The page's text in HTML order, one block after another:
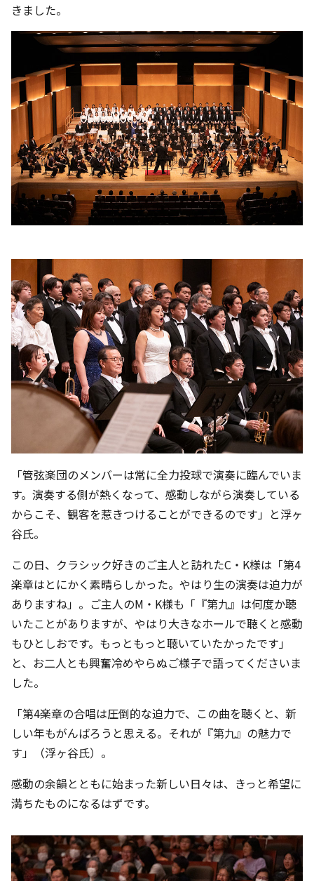
きました。
「管弦楽団のメンバーは常に全力投球で演奏に臨んでいま
す。演奏する側が熱くなって、感動しながら演奏している
からこそ、観客を惹きつけることができるのです」と浮ヶ
谷氏。
この日、クラシック好きのご主人と訪れたC・K様は「第4
楽章はとにかく素晴らしかった。やはり生の演奏は迫力が
ありますね」。ご主人のM・K様も「『第九』は何度か聴
いたことがありますが、やはり大きなホールで聴くと感動
もひとしおです。もっともっと聴いていたかったです」
と、お二人とも興奮冷めやらぬご様子で語ってくださいま
した。
「第4楽章の合唱は圧倒的な迫力で、この曲を聴くと、新
しい年もがんばろうと思える。それが『第九』の魅力で
す」（浮ヶ谷氏）。
感動の余韻とともに始まった新しい日々は、きっと希望に
満ちたものになるはずです。